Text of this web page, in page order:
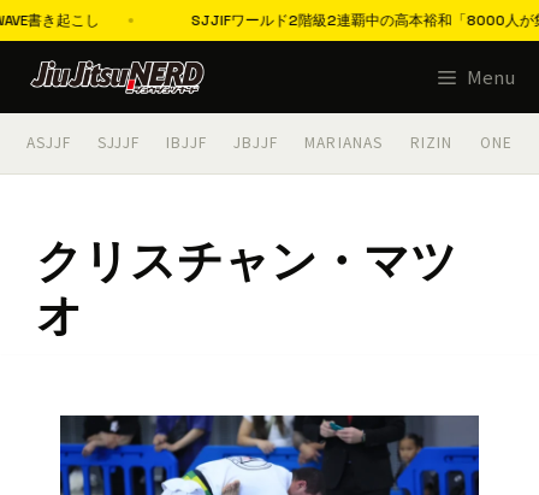
書き起こし SJJIFワールド2階級2連覇中の高本裕和「8000人が集
テ
Menu
ASJJF SJJJF IBJJF JBJJF MARIANAS RIZIN ONE
クリスチャン・マツ
オ